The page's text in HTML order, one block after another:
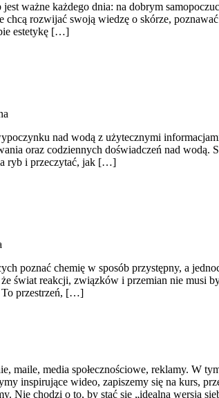
ważne każdego dnia: na dobrym
rozwijać swoją wiedzę o skórze,
estetykę […]
nad wodą z użytecznymi
oraz codziennych doświadczeń nad wodą.
ryb i przeczytać, jak […]
poznać chemię w sposób przystępny, a
świat reakcji, związków i przemian nie musi
To przestrzeń, […]
maile, media społecznościowe, reklamy. W
inspirujące wideo, zapiszemy się na kurs,
Nie chodzi o to, by stać się „idealną wersją